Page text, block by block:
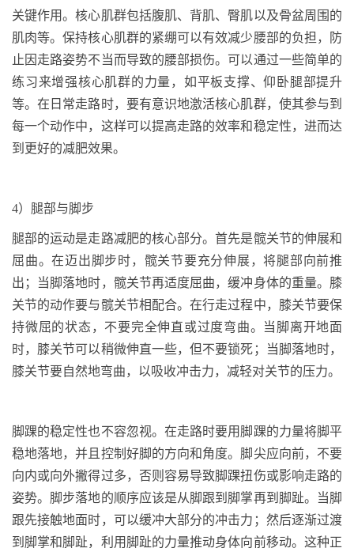
关键作用。核心肌群包括腹肌、背肌、臀肌以及骨盆周围的
肌肉等。保持核心肌群的紧绷可以有效减少腰部的负担，防
止因走路姿势不当而导致的腰部损伤。可以通过一些简单的
练习来增强核心肌群的力量，如平板支撑、仰卧腿部提升
等。在日常走路时，要有意识地激活核心肌群，使其参与到
每一个动作中，这样可以提高走路的效率和稳定性，进而达
到更好的减肥效果。
4）腿部与脚步
腿部的运动是走路减肥的核心部分。首先是髋关节的伸展和
屈曲。在迈出脚步时，髋关节要充分伸展，将腿部向前推
出；当脚落地时，髋关节再适度屈曲，缓冲身体的重量。膝
关节的动作要与髋关节相配合。在行走过程中，膝关节要保
持微屈的状态，不要完全伸直或过度弯曲。当脚离开地面
时，膝关节可以稍微伸直一些，但不要锁死；当脚落地时，
膝关节要自然地弯曲，以吸收冲击力，减轻对关节的压力。
脚踝的稳定性也不容忽视。在走路时要用脚踝的力量将脚平
稳地落地，并且控制好脚的方向和角度。脚尖应向前，不要
向内或向外撇得过多，否则容易导致脚踝扭伤或影响走路的
姿势。脚步落地的顺序应该是从脚跟到脚掌再到脚趾。当脚
跟先接触地面时，可以缓冲大部分的冲击力；然后逐渐过渡
到脚掌和脚趾，利用脚趾的力量推动身体向前移动。这种正